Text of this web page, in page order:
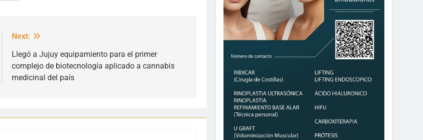
Next:
Llegó a Jujuy equipamiento para el primer
complejo de biotecnología aplicado a cannabis
medicinal del país